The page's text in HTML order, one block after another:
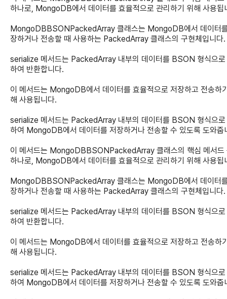
하나로, MongoDB에서 데이터를 효율적으로 관리하기 위해 사용됩
MongoDBBSONPackedArray 클래스는 MongoDB에서 데이터
장하거나 전송할 때 사용하는 PackedArray 클래스의 구현체입니다.
serialize 메서드는 PackedArray 내부의 데이터를 BSON 형식으로
하여 반환합니다.
이 메서드는 MongoDB에서 데이터를 효율적으로 저장하고 전송하
해 사용됩니다.
serialize 메서드는 PackedArray 내부의 데이터를 BSON 형식으로
하여 MongoDB에서 데이터를 저장하거나 전송할 수 있도록 도와줍
이 메서드는 MongoDBBSONPackedArray 클래스의 핵심 메서드
하나로, MongoDB에서 데이터를 효율적으로 관리하기 위해 사용됩
MongoDBBSONPackedArray 클래스는 MongoDB에서 데이터
장하거나 전송할 때 사용하는 PackedArray 클래스의 구현체입니다.
serialize 메서드는 PackedArray 내부의 데이터를 BSON 형식으로
하여 반환합니다.
이 메서드는 MongoDB에서 데이터를 효율적으로 저장하고 전송하
해 사용됩니다.
serialize 메서드는 PackedArray 내부의 데이터를 BSON 형식으로
하여 MongoDB에서 데이터를 저장하거나 전송할 수 있도록 도와줍